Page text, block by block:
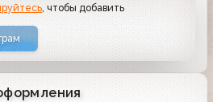
, чтобы добавить